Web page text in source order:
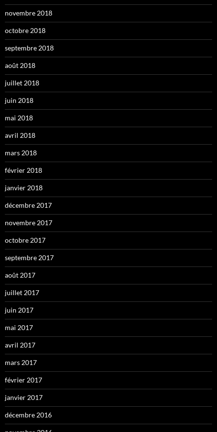
novembre 2018
octobre 2018
septembre 2018
août 2018
juillet 2018
juin 2018
mai 2018
avril 2018
mars 2018
février 2018
janvier 2018
décembre 2017
novembre 2017
octobre 2017
septembre 2017
août 2017
juillet 2017
juin 2017
mai 2017
avril 2017
mars 2017
février 2017
janvier 2017
décembre 2016